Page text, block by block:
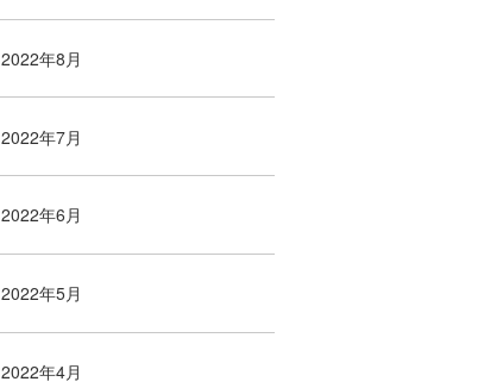
2022年8月
2022年7月
2022年6月
2022年5月
2022年4月